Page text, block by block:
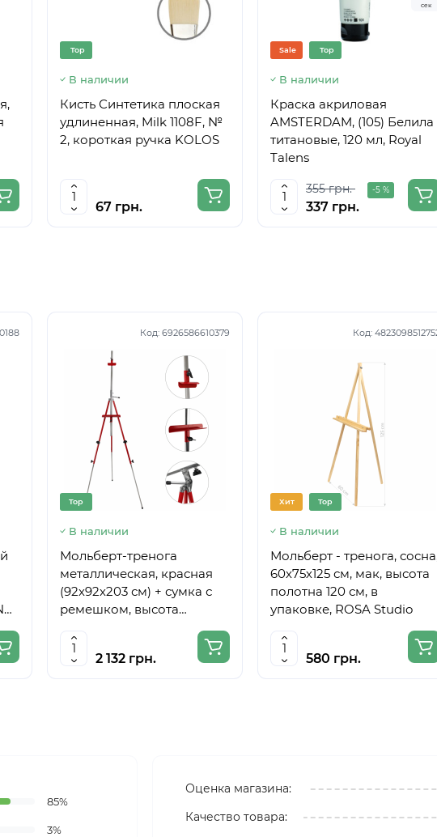
Top
В наличии
Кисть Синтетика плоская
удлиненная, Milk 1108F, №
2, короткая ручка KOLOS
67 грн.
Sale Top
сек
В наличии
Краска акриловая
AMSTERDAM, (105) Белила
титановые, 120 мл, Royal
Talens
355 грн. -5 %
337 грн.
Код: 6926586610379
Top
В наличии
Мольберт-тренога
металлическая, красная
(92х92х203 см) + сумка с
ремешком, высота
полотна до 78 см,D,K,ART
CRAFT
2 132 грн.
Код:
Хит Top
В наличии
Мольберт - тренога,
60х75х125 см, мак, высота
полотна 120 см, в
упаковке, ROSA Studio
580 грн.
85%
3%
Оценка магазина:
Качество товара: